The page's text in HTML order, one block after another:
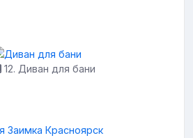
12. Диван для бани